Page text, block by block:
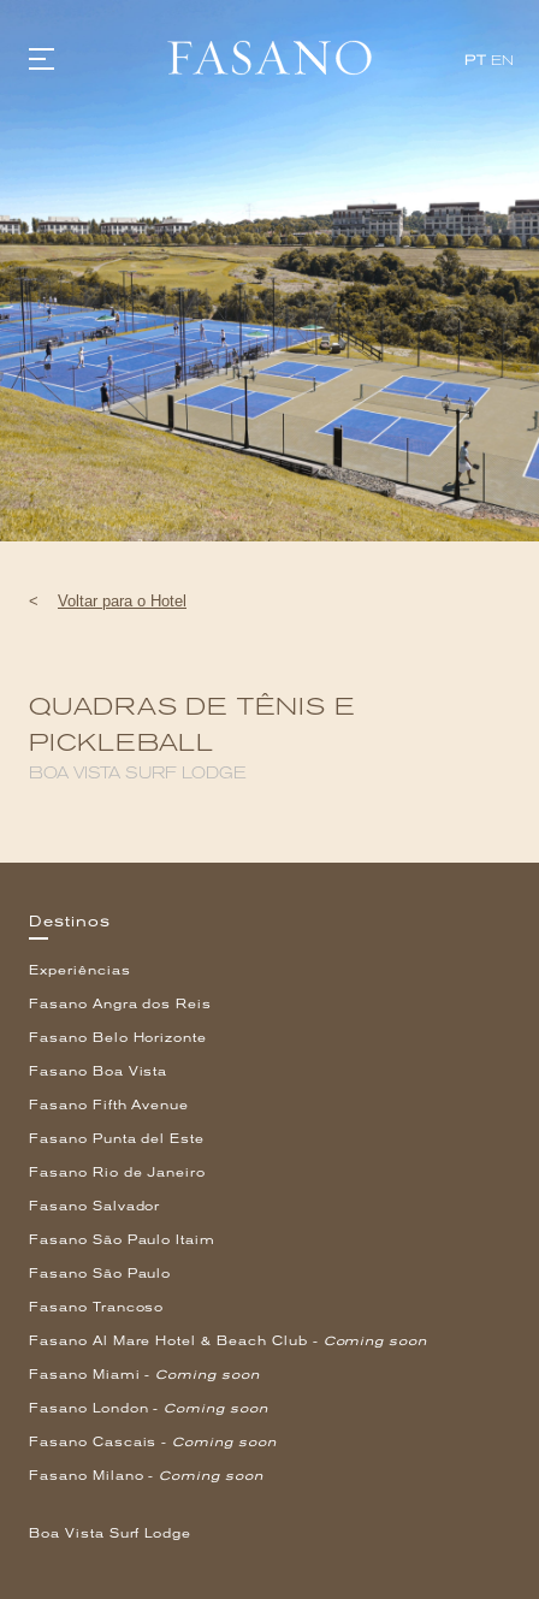
PT EN
HOTÉIS
EXPERIÊNCIAS
EVENTOS
VILLAS
SHOP | SELEZIONE
DESCUBRA
WHAT'S COOKING
CORRIERE
HISTÓRIA
SUSTENTABILIDADE
CONTATO
< Voltar para o Hotel
QUADRAS DE TÊNIS E
PICKLEBALL
BOA VISTA SURF LODGE
Destinos
Experiências
Fasano Angra dos Reis
Fasano Belo Horizonte
Fasano Boa Vista
Fasano Fifth Avenue
Fasano Punta del Este
Fasano Rio de Janeiro
Fasano Salvador
Fasano São Paulo Itaim
Fasano São Paulo
Fasano Trancoso
Fasano Al Mare Hotel & Beach Club - Coming soon
Fasano Miami - Coming soon
Fasano London - Coming soon
Fasano Cascais - Coming soon
Fasano Milano - Coming soon
Boa Vista Surf Lodge